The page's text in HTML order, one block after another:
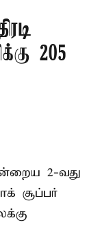
205
2-வது
சூப்பர்